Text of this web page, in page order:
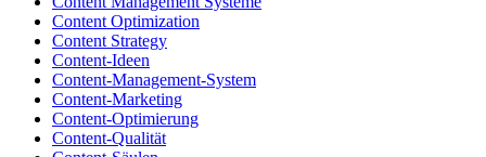
Content Optimization
Content Strategy
Content-Ideen
Content-Management-System
Content-Marketing
Content-Optimierung
Content-Qualität